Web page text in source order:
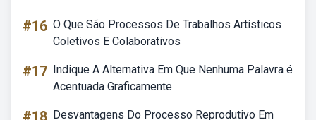
#16 O Que São Processos De Trabalhos Artísticos
Coletivos E Colaborativos
#17 Indique A Alternativa Em Que Nenhuma Palavra é
Acentuada Graficamente
#18 Desvantagens Do Processo Reprodutivo Em